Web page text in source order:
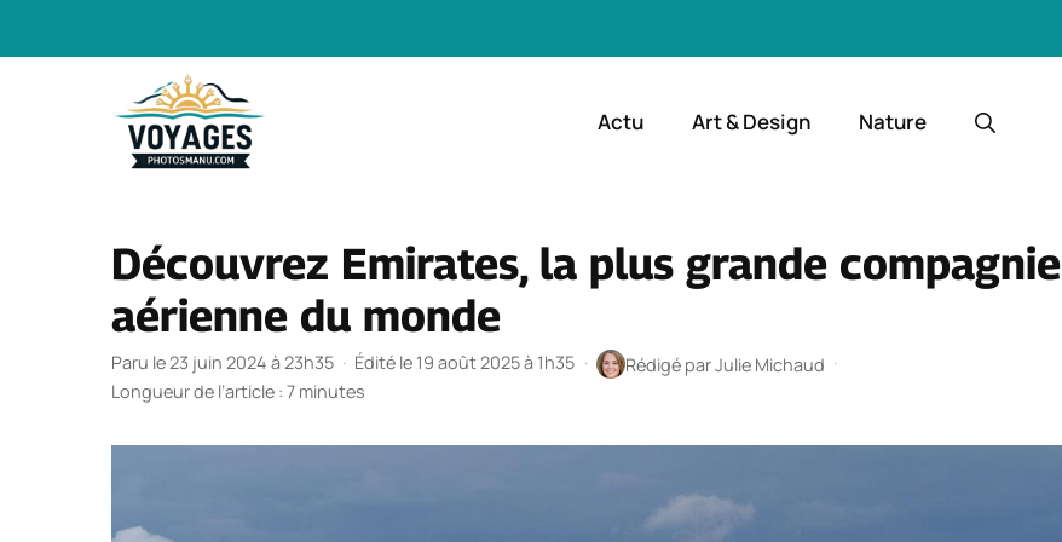
Actu Art & Design Nature
Découvrez Emirates, la plus grande compagnie
aérienne du monde
Paru le 23 juin 2024 à 23h35 · Édité le 19 août 2025 à 1h35 · Rédigé parJulie Michaud ·
Longueur de l’article : 7 minutes